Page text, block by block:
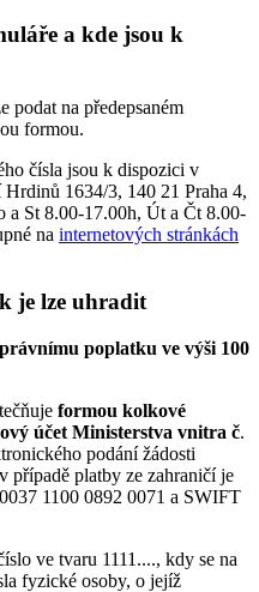
a kde jsou k
podat na předepsaném
formou.
čísla jsou k dispozici v
1634/3, 140 21 Praha 4,
a St 8.00-17.00h, Út a Čt 8.00-
na internetových stránkách
je lze uhradit
poplatku ve výši 100
formou kolkové
účet Ministerstva vnitra č.
podání žádosti
případě platby ze zahraničí je
1100 0892 0071 a SWIFT
ve tvaru 1111...., kdy se na
fyzické osoby, o jejíž